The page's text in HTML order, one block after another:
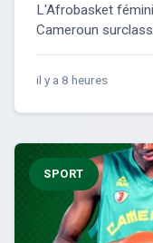
L'Afrobasket
Cameroun
il y a 8 heures
SPORT